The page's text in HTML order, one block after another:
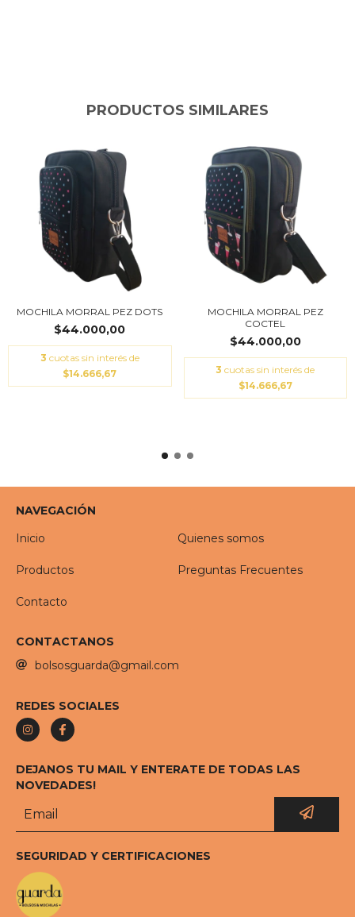
PRODUCTOS SIMILARES
MOCHILA MORRAL PEZ DOTS
$44.000,00
3 cuotas sin interés de
$14.666,67
MOCHILA MORRAL PEZ
COCTEL
$44.000,00
3 cuotas sin interés de
$14.666,67
NAVEGACIÓN
Inicio
Quienes somos
Productos Preguntas Frecuentes
Contacto
CONTACTANOS
bolsosguarda@gmail.com
REDES SOCIALES
DEJANOS TU MAIL Y ENTERATE DE TODAS LAS
NOVEDADES!
SEGURIDAD Y CERTIFICACIONES